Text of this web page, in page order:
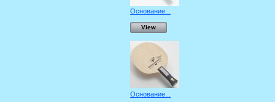
Основание...
View
Основание...